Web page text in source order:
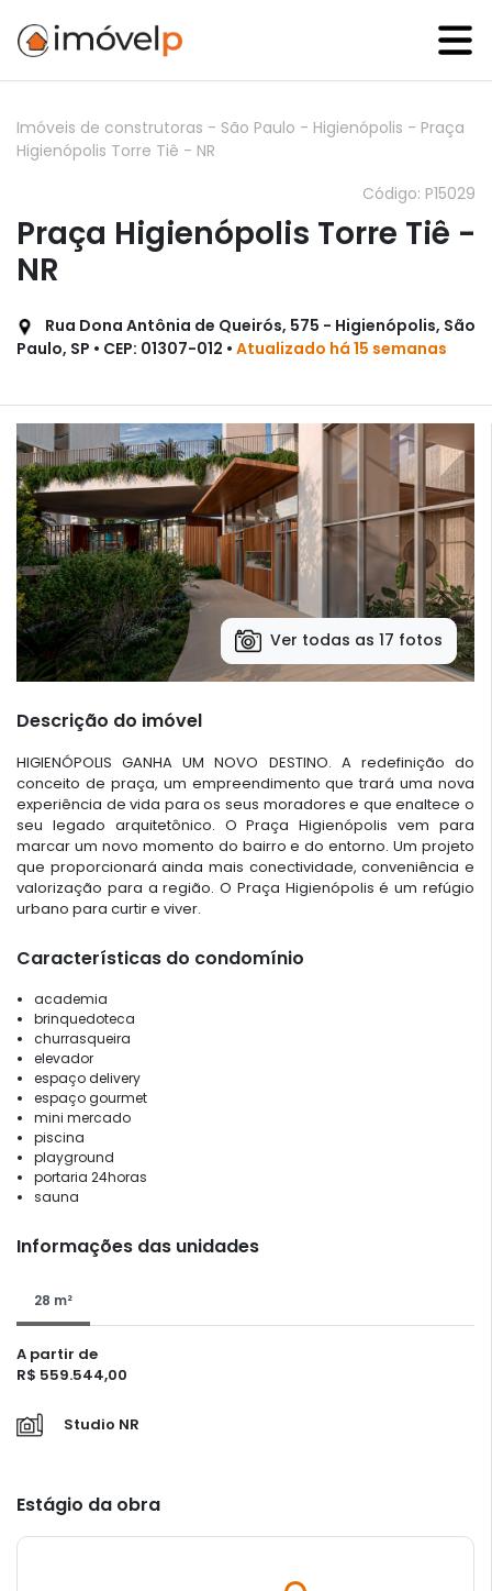
Imóveis de construtoras - São Paulo - Higienópolis - Praça
Higienópolis Torre Tiê - NR
Código: P15029
Praça Higienópolis Torre Tiê -
NR
Rua Dona Antônia de Queirós, 575 - Higienópolis, São
Paulo, SP • CEP: 01307-012 • Atualizado há 15 semanas
Ver todas as 17 fotos
Descrição do imóvel
HIGIENÓPOLIS GANHA UM NOVO DESTINO. A redefinição do
conceito de praça, um empreendimento que trará uma nova
experiência de vida para os seus moradores e que enaltece o
seu legado arquitetônico. O Praça Higienópolis vem para
marcar um novo momento do bairro e do entorno. Um projeto
que proporcionará ainda mais conectividade, conveniência e
valorização para a região. O Praça Higienópolis é um refúgio
urbano para curtir e viver.
Características do condomínio
academia
brinquedoteca
churrasqueira
elevador
espaço delivery
espaço gourmet
mini mercado
piscina
playground
portaria 24horas
sauna
Informações das unidades
28 m²
A partir de
R$ 559.544,00
Studio NR
Estágio da obra